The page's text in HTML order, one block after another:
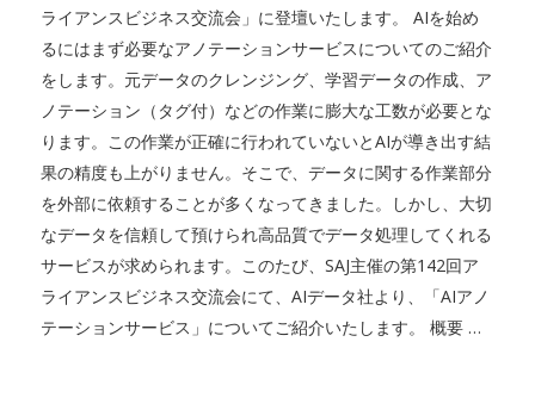
ライアンスビジネス交流会」に登壇いたします。 AIを始め
るにはまず必要なアノテーションサービスについてのご紹介
をします。元データのクレンジング、学習データの作成、ア
ノテーション（タグ付）などの作業に膨大な工数が必要とな
ります。この作業が正確に行われていないとAIが導き出す結
果の精度も上がりません。そこで、データに関する作業部分
を外部に依頼することが多くなってきました。しかし、大切
なデータを信頼して預けられ高品質でデータ処理してくれる
サービスが求められます。このたび、SAJ主催の第142回ア
ライアンスビジネス交流会にて、AIデータ社より、「AIアノ
テーションサービス」についてご紹介いたします。 概要 …